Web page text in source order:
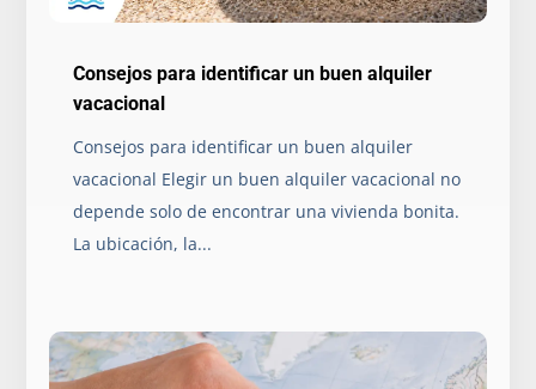
Consejos para identificar un buen alquiler
vacacional
Consejos para identificar un buen alquiler
vacacional Elegir un buen alquiler vacacional no
depende solo de encontrar una vivienda bonita.
La ubicación, la...